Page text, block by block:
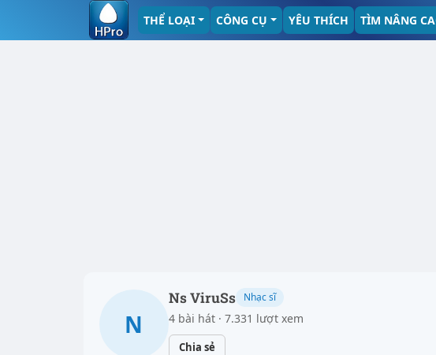
THỂ LOẠI CÔNG CỤ YÊU THÍCH TÌM NÂNG
N
Ns ViruSs Nhạc sĩ
4 bài hát · 7.331 lượt xem
Chia sẻ